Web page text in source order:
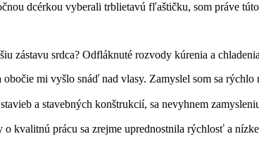
dcérkou vyberali trblietavú fľaštičku, som práve
zástavu srdca? Odfláknuté rozvody kúrenia a
mi vyšlo snáď nad vlasy. Zamyslel som sa
a stavebných konštrukcií, sa nevyhnem
o kvalitnú prácu sa zrejme uprednostnila rýchlosť a